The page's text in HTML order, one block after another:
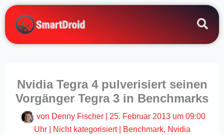
Zum
Inhalt
springen
Nvidia Tegra 4 pulverisiert seinen
Vorgänger Tegra 3 in Benchmarks
von Denny Fischer
25. Februar 2013 um 09:00
Uhr| Nicht kategorisiert| Benchmark, Nvidia